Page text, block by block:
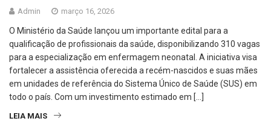
Admin março 16, 2026
O Ministério da Saúde lançou um importante edital para a
qualificação de profissionais da saúde, disponibilizando 310 vagas
para a especialização em enfermagem neonatal. A iniciativa visa
fortalecer a assistência oferecida a recém-nascidos e suas mães
em unidades de referência do Sistema Único de Saúde (SUS) em
todo o país. Com um investimento estimado em […]
LEIA MAIS